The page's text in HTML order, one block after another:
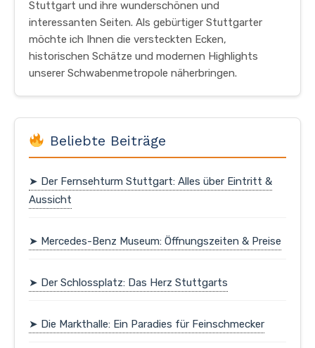
Stuttgart und ihre wunderschönen und
interessanten Seiten. Als gebürtiger Stuttgarter
möchte ich Ihnen die versteckten Ecken,
historischen Schätze und modernen Highlights
unserer Schwabenmetropole näherbringen.
Beliebte Beiträge
➤ Der Fernsehturm Stuttgart: Alles über Eintritt &
Aussicht
➤ Mercedes-Benz Museum: Öffnungszeiten & Preise
➤ Der Schlossplatz: Das Herz Stuttgarts
➤ Die Markthalle: Ein Paradies für Feinschmecker